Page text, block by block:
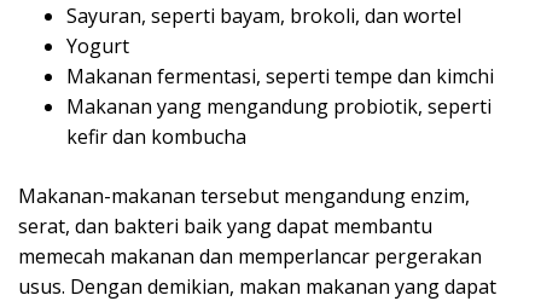
Sayuran, seperti bayam, brokoli, dan wortel
Yogurt
Makanan fermentasi, seperti tempe dan kimchi
Makanan yang mengandung probiotik, seperti
kefir dan kombucha
Makanan-makanan tersebut mengandung enzim,
serat, dan bakteri baik yang dapat membantu
memecah makanan dan memperlancar pergerakan
usus. Dengan demikian, makan makanan yang dapat